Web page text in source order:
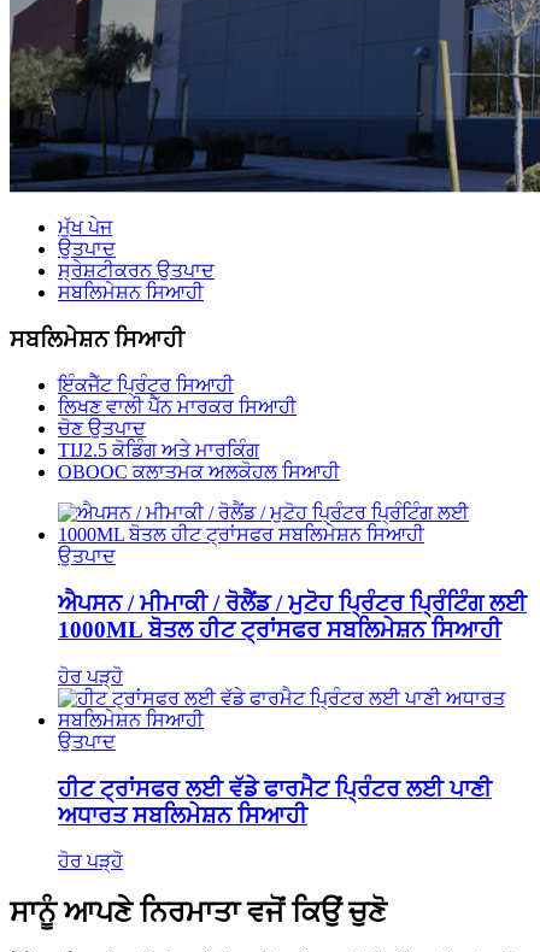
ਮੁੱਖ ਪੇਜ
ਉਤਪਾਦ
ਸ੍ਰੇਸ਼ਟੀਕਰਨ ਉਤਪਾਦ
ਸਬਲਿਮੇਸ਼ਨ ਸਿਆਹੀ
ਸਬਲਿਮੇਸ਼ਨ ਸਿਆਹੀ
ਇੰਕਜੈੱਟ ਪ੍ਰਿੰਟਰ ਸਿਆਹੀ
ਲਿਖਣ ਵਾਲੀ ਪੈੱਨ ਮਾਰਕਰ ਸਿਆਹੀ
ਚੋਣ ਉਤਪਾਦ
TIJ2.5 ਕੋਡਿੰਗ ਅਤੇ ਮਾਰਕਿੰਗ
OBOOC ਕਲਾਤਮਕ ਅਲਕੋਹਲ ਸਿਆਹੀ
ਉਤਪਾਦ
ਐਪਸਨ / ਮੀਮਾਕੀ / ਰੋਲੈਂਡ / ਮੁਟੋਹ ਪ੍ਰਿੰਟਰ ਪ੍ਰਿੰਟਿੰਗ ਲਈ
1000ML ਬੋਤਲ ਹੀਟ ਟ੍ਰਾਂਸਫਰ ਸਬਲਿਮੇਸ਼ਨ ਸਿਆਹੀ
ਹੋਰ ਪੜ੍ਹੋ
ਉਤਪਾਦ
ਹੀਟ ਟ੍ਰਾਂਸਫਰ ਲਈ ਵੱਡੇ ਫਾਰਮੈਟ ਪ੍ਰਿੰਟਰ ਲਈ ਪਾਣੀ
ਅਧਾਰਤ ਸਬਲਿਮੇਸ਼ਨ ਸਿਆਹੀ
ਹੋਰ ਪੜ੍ਹੋ
ਸਾਨੂੰ ਆਪਣੇ ਨਿਰਮਾਤਾ ਵਜੋਂ ਕਿਉਂ ਚੁਣੋ